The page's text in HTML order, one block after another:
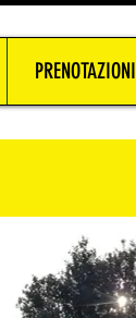
PRENOTAZIONI